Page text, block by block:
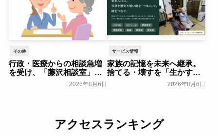
その他
行政・医療からの相談急増
を受け、「藤沢相談室」を
開設～アドバンスライフプ
2026年8月6日
サービス情報
家族の記憶を未来へ継承。
捨てる・壊すを「生かす・
遺す」に変え、核家族化に
よる社会的な孤立の解決糸
ｌｉｎｅ～
一般公開
2026年8月6日
アクセスランキング